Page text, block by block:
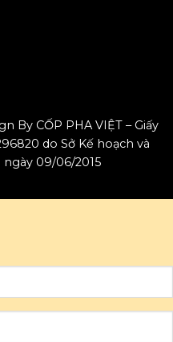
By CỐP PHA VIỆT – Giấy
do Sở Kế hoạch và
09/06/2015